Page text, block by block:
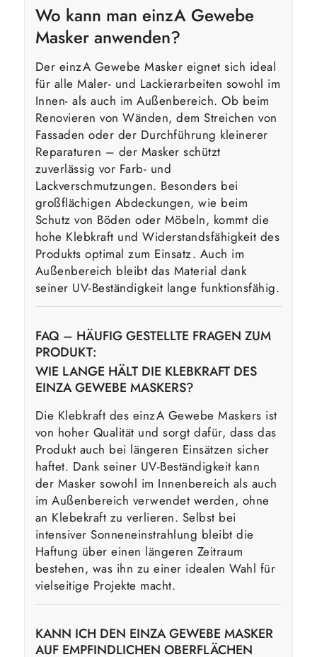
Wo kann man einzA Gewebe
Masker anwenden?
Der einzA Gewebe Masker eignet sich ideal
für alle Maler- und Lackierarbeiten sowohl im
Innen- als auch im Außenbereich. Ob beim
Renovieren von Wänden, dem Streichen von
Fassaden oder der Durchführung kleinerer
Reparaturen – der Masker schützt
zuverlässig vor Farb- und
Lackverschmutzungen. Besonders bei
großflächigen Abdeckungen, wie beim
Schutz von Böden oder Möbeln, kommt die
hohe Klebkraft und Widerstandsfähigkeit des
Produkts optimal zum Einsatz. Auch im
Außenbereich bleibt das Material dank
seiner UV-Beständigkeit lange funktionsfähig.
FAQ – HÄUFIG GESTELLTE FRAGEN ZUM
PRODUKT:
WIE LANGE HÄLT DIE KLEBKRAFT DES
EINZA GEWEBE MASKERS?
Die Klebkraft des einzA Gewebe Maskers ist
von hoher Qualität und sorgt dafür, dass das
Produkt auch bei längeren Einsätzen sicher
haftet. Dank seiner UV-Beständigkeit kann
der Masker sowohl im Innenbereich als auch
im Außenbereich verwendet werden, ohne
an Klebekraft zu verlieren. Selbst bei
intensiver Sonneneinstrahlung bleibt die
Haftung über einen längeren Zeitraum
bestehen, was ihn zu einer idealen Wahl für
vielseitige Projekte macht.
KANN ICH DEN EINZA GEWEBE MASKER
AUF EMPFINDLICHEN OBERFLÄCHEN